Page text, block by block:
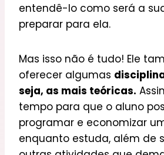
entendê-lo como será a
preparar para ela.
Mas isso não é tudo! Ele
oferecer algumas
seja, as mais teóricas.
tempo para que o aluno
programar e economizar
enquanto estuda, além de